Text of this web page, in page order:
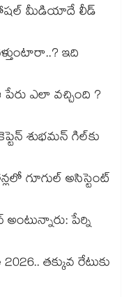
మీడియాదే లీడ్
ఇది
పేరు ఎలా వచ్చింది ?
శుభమన్ గిల్‎కు
గూగుల్ అసిస్టెంట్
పేర్ని
2026.. తక్కువ రేటుకు